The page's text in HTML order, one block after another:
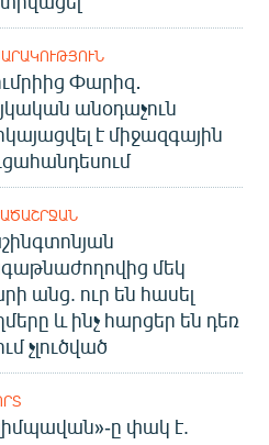
Փարիզ․
անօդաչուն
է միջազգային
մեկ
անց. ուր են հասել
և ինչ հարցեր են դեռ
չլուծված
ը փակ է.